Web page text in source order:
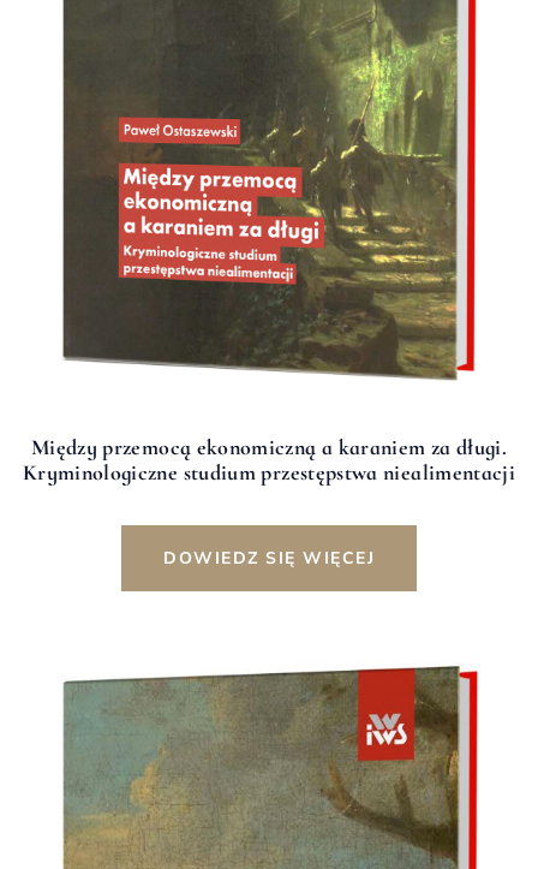
Między przemocą ekonomiczną a karaniem za długi.
Kryminologiczne studium przestępstwa niealimentacji
DOWIEDZ SIĘ WIĘCEJ